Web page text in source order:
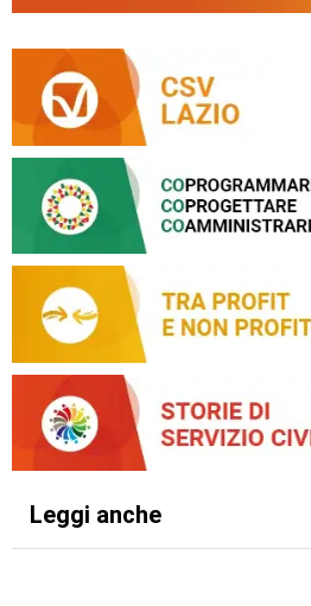
Leggi anche